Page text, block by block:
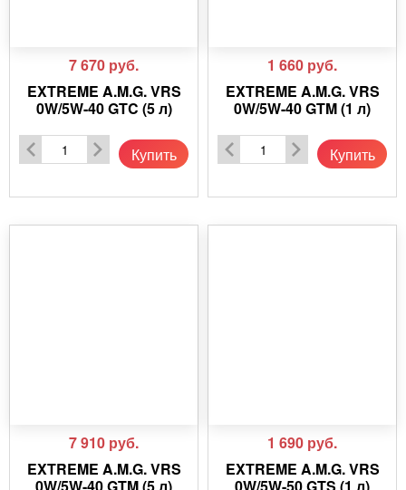
7 670 руб.
EXTREME A.M.G. VRS
0W/5W-40 GTC (5 л)
Купить
1 660 руб.
EXTREME A.M.G. VRS
0W/5W-40 GTM (1 л)
Купить
7 910 руб.
EXTREME A.M.G. VRS
1 690 руб.
EXTREME A.M.G. VRS